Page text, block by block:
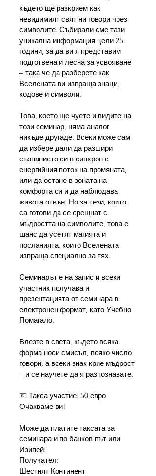
където ще разкрием как
невидимият свят ни говори чрез
символите. Събирали сме тази
уникална информация цели 25
години, за да ви я представим
подготвена и лесна за усвояване
– така че да разберете как
Вселената ви изпраща знаци,
кодове и символи.
Това, което ще чуете и видите на
този семинар, няма аналог
никъде другаде. Всеки може сам
да избере дали да разшири
съзнанието си в синхрон с
енергийния поток на промяната,
или да остане в зоната на
комфорта си и да наблюдава
живота отвън. Но за тези, които
са готови да се срещнат с
мъдростта на символите, това е
шанс да усетят магията и
посланията, които Вселената
изпраща специално за тях.
Семинарът е на запис и всеки
участник получава и
презентацията от семинара в
електронен формат, като Учебно
Помагало.
Влезте в света, където всяка
форма носи смисъл, всяко число
говори, а всеки знак крие мъдрост
– и се научете да я разпознавате.
💶 Такса участие: 50 евро
Очакваме ви!
Може да платите таксата за
семинара и по банков път или
Изипей:
Получател:
Шестият Континент